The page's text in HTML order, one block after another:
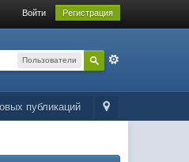
Войти Регистрация
Пользователи
публикаций